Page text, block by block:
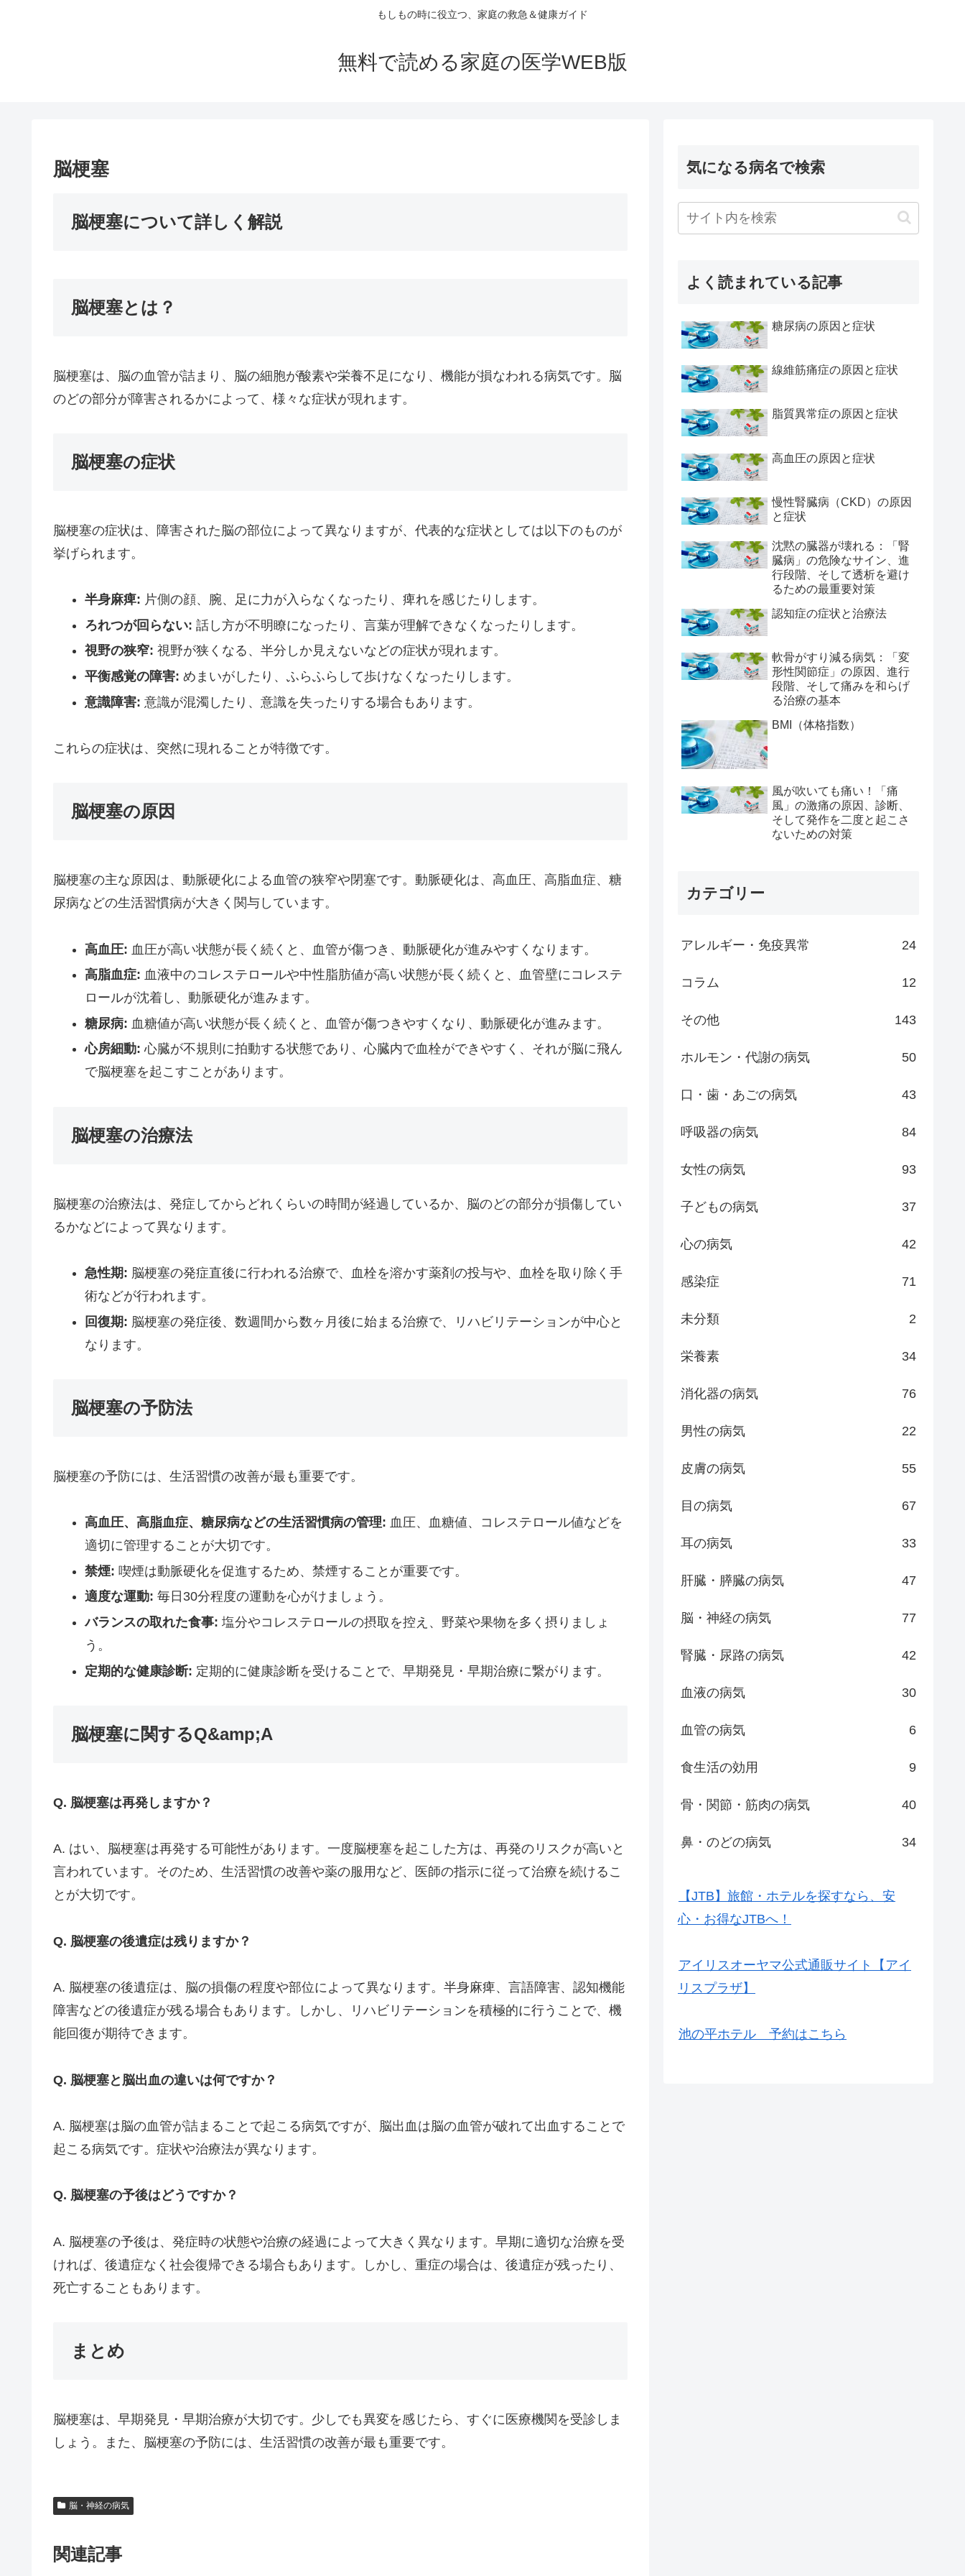
もしもの時に役立つ、家庭の救急＆健康ガイド
無料で読める家庭の医学WEB版
脳梗塞
脳梗塞について詳しく解説
脳梗塞とは？
脳梗塞は、脳の血管が詰まり、脳の細胞が酸素や栄養不足になり、機能が損なわれる病気です。脳
のどの部分が障害されるかによって、様々な症状が現れます。
脳梗塞の症状
脳梗塞の症状は、障害された脳の部位によって異なりますが、代表的な症状としては以下のものが
挙げられます。
半身麻痺: 片側の顔、腕、足に力が入らなくなったり、痺れを感じたりします。
ろれつが回らない: 話し方が不明瞭になったり、言葉が理解できなくなったりします。
視野の狭窄: 視野が狭くなる、半分しか見えないなどの症状が現れます。
平衡感覚の障害: めまいがしたり、ふらふらして歩けなくなったりします。
意識障害: 意識が混濁したり、意識を失ったりする場合もあります。
これらの症状は、突然に現れることが特徴です。
脳梗塞の原因
脳梗塞の主な原因は、動脈硬化による血管の狭窄や閉塞です。動脈硬化は、高血圧、高脂血症、糖
尿病などの生活習慣病が大きく関与しています。
高血圧: 血圧が高い状態が長く続くと、血管が傷つき、動脈硬化が進みやすくなります。
高脂血症: 血液中のコレステロールや中性脂肪値が高い状態が長く続くと、血管壁にコレステ
ロールが沈着し、動脈硬化が進みます。
糖尿病: 血糖値が高い状態が長く続くと、血管が傷つきやすくなり、動脈硬化が進みます。
心房細動: 心臓が不規則に拍動する状態であり、心臓内で血栓ができやすく、それが脳に飛ん
で脳梗塞を起こすことがあります。
脳梗塞の治療法
脳梗塞の治療法は、発症してからどれくらいの時間が経過しているか、脳のどの部分が損傷してい
るかなどによって異なります。
急性期: 脳梗塞の発症直後に行われる治療で、血栓を溶かす薬剤の投与や、血栓を取り除く手
術などが行われます。
回復期: 脳梗塞の発症後、数週間から数ヶ月後に始まる治療で、リハビリテーションが中心と
なります。
脳梗塞の予防法
脳梗塞の予防には、生活習慣の改善が最も重要です。
高血圧、高脂血症、糖尿病などの生活習慣病の管理: 血圧、血糖値、コレステロール値などを
適切に管理することが大切です。
禁煙: 喫煙は動脈硬化を促進するため、禁煙することが重要です。
適度な運動: 毎日30分程度の運動を心がけましょう。
バランスの取れた食事: 塩分やコレステロールの摂取を控え、野菜や果物を多く摂りましょ
う。
定期的な健康診断: 定期的に健康診断を受けることで、早期発見・早期治療に繋がります。
脳梗塞に関するQ&amp;A
Q. 脳梗塞は再発しますか？
A. はい、脳梗塞は再発する可能性があります。一度脳梗塞を起こした方は、再発のリスクが高いと
言われています。そのため、生活習慣の改善や薬の服用など、医師の指示に従って治療を続けるこ
とが大切です。
Q. 脳梗塞の後遺症は残りますか？
A. 脳梗塞の後遺症は、脳の損傷の程度や部位によって異なります。半身麻痺、言語障害、認知機能
障害などの後遺症が残る場合もあります。しかし、リハビリテーションを積極的に行うことで、機
能回復が期待できます。
Q. 脳梗塞と脳出血の違いは何ですか？
A. 脳梗塞は脳の血管が詰まることで起こる病気ですが、脳出血は脳の血管が破れて出血することで
起こる病気です。症状や治療法が異なります。
Q. 脳梗塞の予後はどうですか？
A. 脳梗塞の予後は、発症時の状態や治療の経過によって大きく異なります。早期に適切な治療を受
ければ、後遺症なく社会復帰できる場合もあります。しかし、重症の場合は、後遺症が残ったり、
死亡することもあります。
まとめ
脳梗塞は、早期発見・早期治療が大切です。少しでも異変を感じたら、すぐに医療機関を受診しま
しょう。また、脳梗塞の予防には、生活習慣の改善が最も重要です。
脳・神経の病気
関連記事
気になる病名で検索
よく読まれている記事
糖尿病の原因と症状
線維筋痛症の原因と症状
脂質異常症の原因と症状
高血圧の原因と症状
慢性腎臓病（CKD）の原因
と症状
沈黙の臓器が壊れる：「腎
臓病」の危険なサイン、進
行段階、そして透析を避け
るための最重要対策
認知症の症状と治療法
軟骨がすり減る病気：「変
形性関節症」の原因、進行
段階、そして痛みを和らげ
る治療の基本
BMI（体格指数）
風が吹いても痛い！「痛
風」の激痛の原因、診断、
そして発作を二度と起こさ
ないための対策
カテゴリー
アレルギー・免疫異常 24
コラム 12
その他 143
ホルモン・代謝の病気 50
口・歯・あごの病気 43
呼吸器の病気 84
女性の病気 93
子どもの病気 37
心の病気 42
感染症 71
未分類 2
栄養素 34
消化器の病気 76
男性の病気 22
皮膚の病気 55
目の病気 67
耳の病気 33
肝臓・膵臓の病気 47
脳・神経の病気 77
腎臓・尿路の病気 42
血液の病気 30
血管の病気 6
食生活の効用 9
骨・関節・筋肉の病気 40
鼻・のどの病気 34
【JTB】旅館・ホテルを探すなら、安
心・お得なJTBへ！
アイリスオーヤマ公式通販サイト【アイ
リスプラザ】
池の平ホテル 予約はこちら